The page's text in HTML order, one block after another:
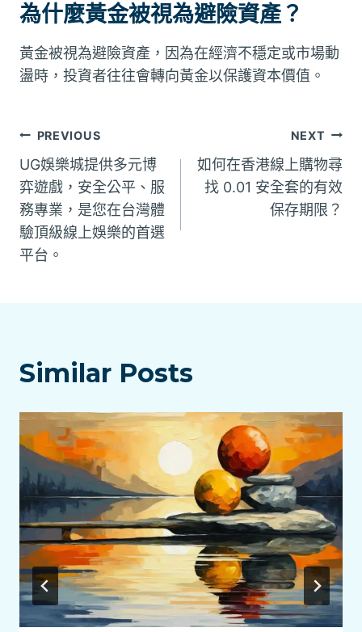
為什麼黃金被視為避險資產？
黃金被視為避險資產，因為在經濟不穩定或市場動
盪時，投資者往往會轉向黃金以保護資本價值。
文
章
導
覽
PREVIOUS
UG娛樂城提供多元博
弈遊戲，安全公平、服
務專業，是您在台灣體
驗頂級線上娛樂的首選
平台。
NEXT
如何在香港線上購物尋
找 0.01 安全套的有效
保存期限？
Similar Posts